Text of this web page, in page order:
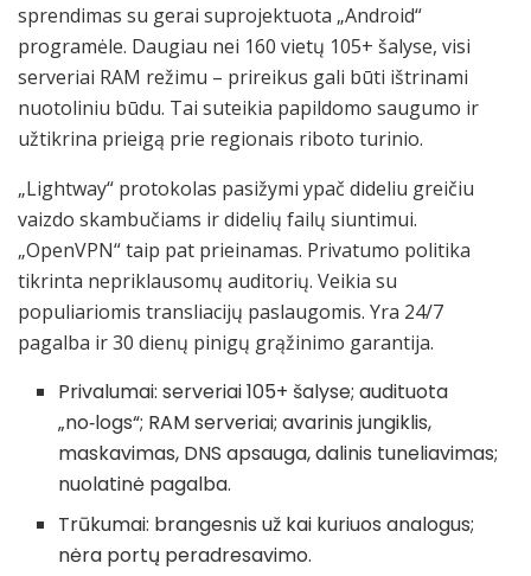
sprendimas su gerai suprojektuota „Android“
programėle. Daugiau nei 160 vietų 105+ šalyse, visi
serveriai RAM režimu – prireikus gali būti ištrinami
nuotoliniu būdu. Tai suteikia papildomo saugumo ir
užtikrina prieigą prie regionais riboto turinio.
„Lightway“ protokolas pasižymi ypač dideliu greičiu
vaizdo skambučiams ir didelių failų siuntimui.
„OpenVPN“ taip pat prieinamas. Privatumo politika
tikrinta nepriklausomų auditorių. Veikia su
populiariomis transliacijų paslaugomis. Yra 24/7
pagalba ir 30 dienų pinigų grąžinimo garantija.
Privalumai: serveriai 105+ šalyse; audituota
„no‑logs“; RAM serveriai; avarinis jungiklis,
maskavimas, DNS apsauga, dalinis tuneliavimas;
nuolatinė pagalba.
Trūkumai: brangesnis už kai kuriuos analogus;
nėra portų peradresavimo.